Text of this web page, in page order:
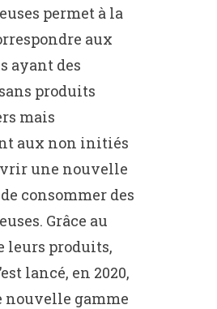
permet à la
aux
ayant des
produits
mais
aux non initiés
une nouvelle
consommer des
Grâce au
leurs produits,
lancé, en 2020,
nouvelle gamme